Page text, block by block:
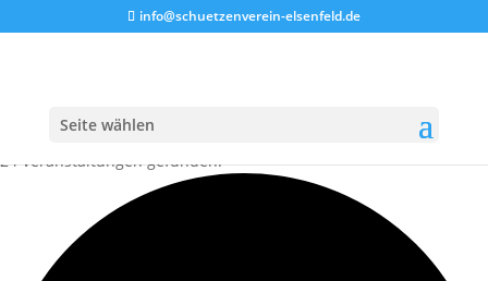
info@schuetzenverein-elsenfeld.de
Seite wählen
24 Veranstaltungen gefunden.